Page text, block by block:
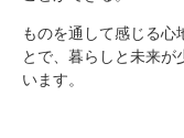
ものを通して感じる心
とで、暮らしと未来が
います。